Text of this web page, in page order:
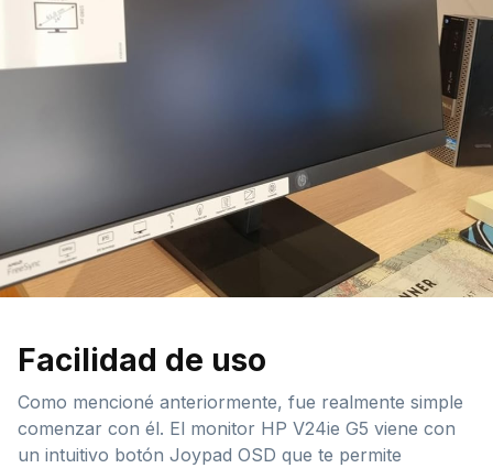
Facilidad de uso
Como mencioné anteriormente, fue realmente simple
comenzar con él. El monitor HP V24ie G5 viene con
un intuitivo botón Joypad OSD que te permite